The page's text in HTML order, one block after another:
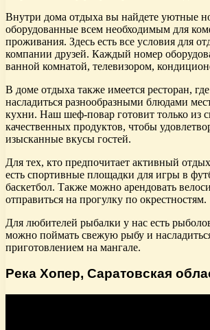
Внутри дома отдыха вы найдете уютные
оборудованные всем необходимым для
проживания. Здесь есть все условия для
компании друзей. Каждый номер
ванной комнатой, телевизором,
В доме отдыха также имеется ресторан,
насладиться разнообразными блюдами
кухни. Наш шеф-повар готовит только из
качественных продуктов, чтобы
изысканные вкусы гостей.
Для тех, кто предпочитает активный
есть спортивные площадки для игры в
баскетбол. Также можно арендовать
отправиться на прогулку по окрестностям.
Для любителей рыбалки у нас есть
можно поймать свежую рыбу и
приготовлением на мангале.
Река Хопер, Саратовская